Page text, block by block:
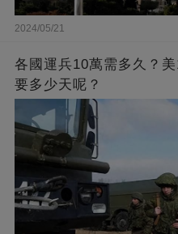
2024/05/21
各國運兵10萬需多久？
要多少天呢？